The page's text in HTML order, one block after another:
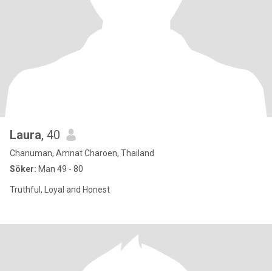
Laura, 40
Chanuman, Amnat Charoen, Thailand
Söker: Man 49 - 80
Truthful, Loyal and Honest